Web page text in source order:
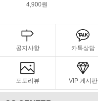
4,900원
공지사항 카톡상담
포토리뷰 VIP 게시판